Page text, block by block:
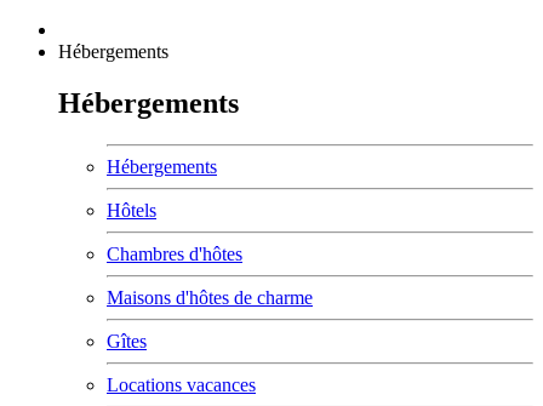
Hébergements
Hébergements
Hébergements
Hôtels
Chambres d'hôtes
Maisons d'hôtes de charme
Gîtes
Locations vacances